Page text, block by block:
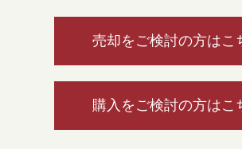
売却をご検討の方はこ
購入をご検討の方はこ